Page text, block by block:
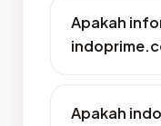
Apakah
Apakah